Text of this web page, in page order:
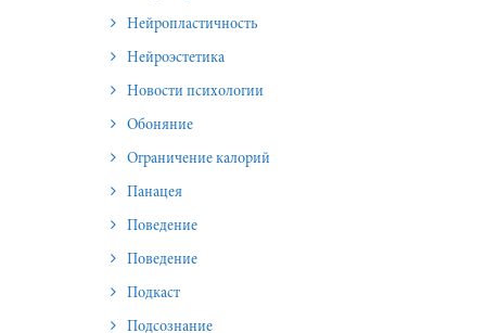
Нейропластичность
Нейроэстетика
Новости психологии
Обоняние
Ограничение калорий
Панацея
Поведение
Поведение
Подкаст
Подсознание